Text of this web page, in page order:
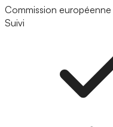
Commission européenne
Suivi